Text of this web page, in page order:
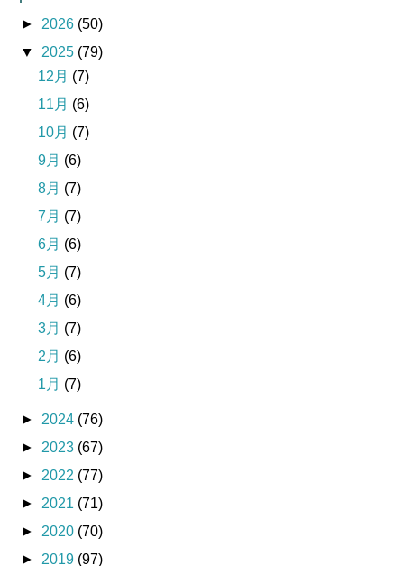
► 2026 (50)
▼ 2025 (79)
12月 (7)
11月 (6)
10月 (7)
9月 (6)
8月 (7)
7月 (7)
6月 (6)
5月 (7)
4月 (6)
3月 (7)
2月 (6)
1月 (7)
► 2024 (76)
► 2023 (67)
► 2022 (77)
► 2021 (71)
► 2020 (70)
► 2019 (97)